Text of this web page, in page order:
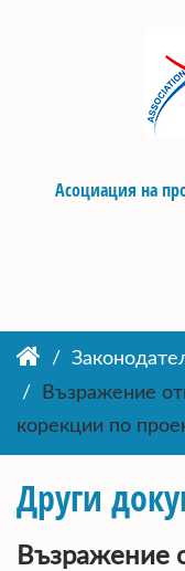
Асоциация на
Възражение
корекции по
Други
Възражение